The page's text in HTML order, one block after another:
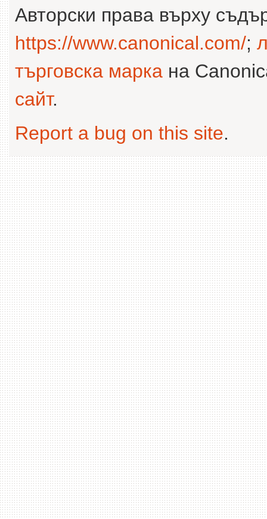
Авторски права върху
https://www.canonical.com/;
търговска марка на
сайт.
Report a bug on this site.